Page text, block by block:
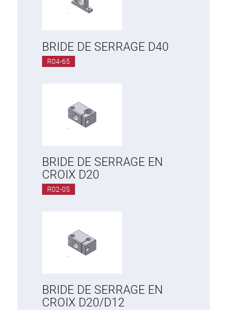
BRIDE DE SERRAGE D40
R04-65
BRIDE DE SERRAGE EN
CROIX D20
R02-05
BRIDE DE SERRAGE EN
CROIX D20/D12